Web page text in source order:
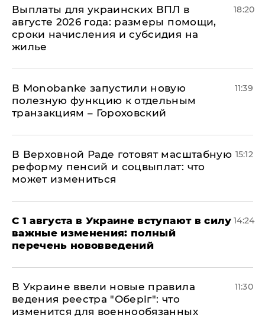
Выплаты для украинских ВПЛ в
августе 2026 года: размеры помощи,
сроки начисления и субсидия на
жилье
18:20
В Мonobankе запустили новую
полезную функцию к отдельным
транзакциям – Гороховский
11:39
В Верховной Раде готовят масштабную
реформу пенсий и соцвыплат: что
может измениться
15:12
С 1 августа в Украине вступают в силу
важные изменения: полный
перечень нововведений
14:24
В Украине ввели новые правила
ведения реестра "Оберіг": что
изменится для военнообязанных
11:30